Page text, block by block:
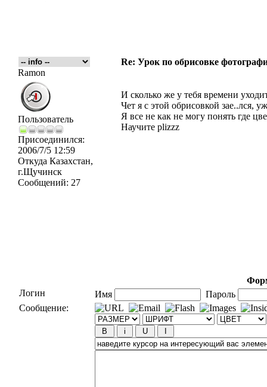
Re: Урок по обрисовке
Ramon
Пользователь
Присоединился:
2006/7/5 12:59
Откуда Казахстан,
г.Щучинск
Сообщений: 27
И сколько же у тебя времени
Чет я с этой обрисовкой зае..лся,
Я все не как не могу понять где
Научите plizzz
Логин
Имя
Пароль
Сообщение: